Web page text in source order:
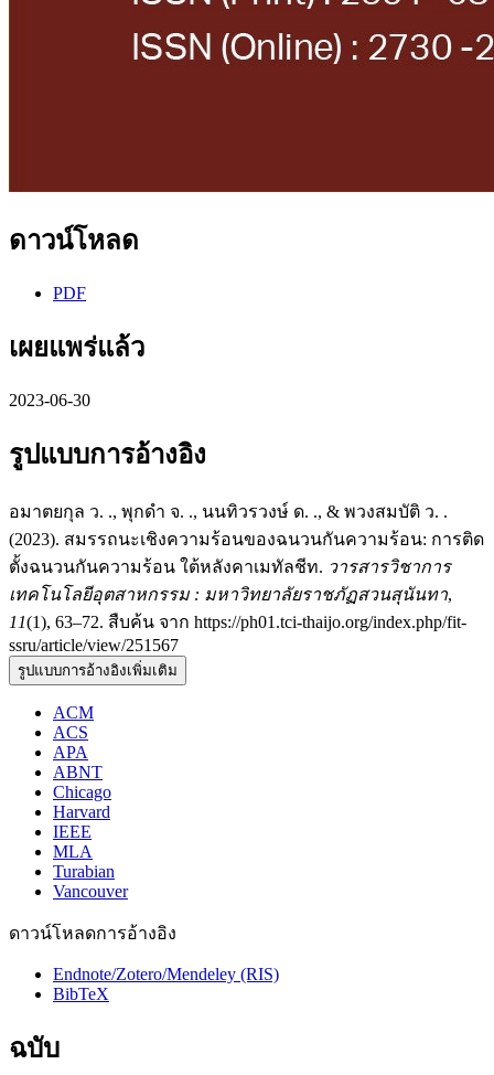
ดาวน์โหลด
PDF
เผยแพร่แล้ว
2023-06-30
รูปแบบการอ้างอิง
อมาตยกุล ว. ., พุกดำ จ. ., นนทิวรวงษ์ ด. ., & พวงสมบัติ ว. .
(2023). สมรรถนะเชิงความร้อนของฉนวนกันความร้อน: การติด
ตั้งฉนวนกันความร้อน ใต้หลังคาเมทัลชีท. วารสารวิชาการ
เทคโนโลยีอุตสาหกรรม : มหาวิทยาลัยราชภัฏสวนสุนันทา,
11(1), 63–72. สืบค้น จาก https://ph01.tci-thaijo.org/index.php/fit-
ssru/article/view/251567
รูปแบบการอ้างอิงเพิ่มเติม
ACM
ACS
APA
ABNT
Chicago
Harvard
IEEE
MLA
Turabian
Vancouver
ดาวน์โหลดการอ้างอิง
Endnote/Zotero/Mendeley (RIS)
BibTeX
ฉบับ